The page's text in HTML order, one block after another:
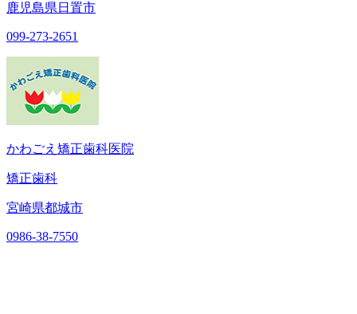
鹿児島県日置市
099-273-2651
かわごえ矯正歯科医院
矯正歯科
宮崎県都城市
0986-38-7550